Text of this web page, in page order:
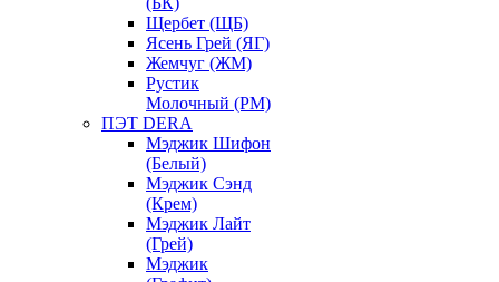
Щербет (ЩБ)
Ясень Грей (ЯГ)
Жемчуг (ЖМ)
Рустик
Молочный (РМ)
ПЭТ DERA
Мэджик Шифон
(Белый)
Мэджик Сэнд
(Крем)
Мэджик Лайт
(Грей)
Мэджик